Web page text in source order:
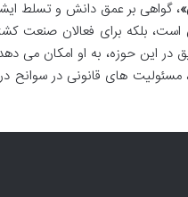
، گواهی بر عمق دانش و تسلط
است، بلکه برای فعالان
این حوزه، به او امکان می
مسئولیت های قانونی در سوانح